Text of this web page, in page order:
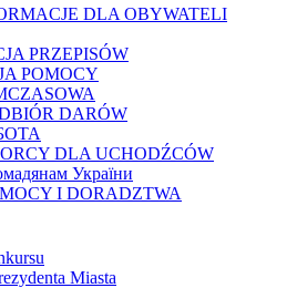
DLA OBYWATELI
PRZEPISÓW
POMOCY
DARÓW
DLA UCHODŹCÓW
України
I DORADZTWA
Miasta